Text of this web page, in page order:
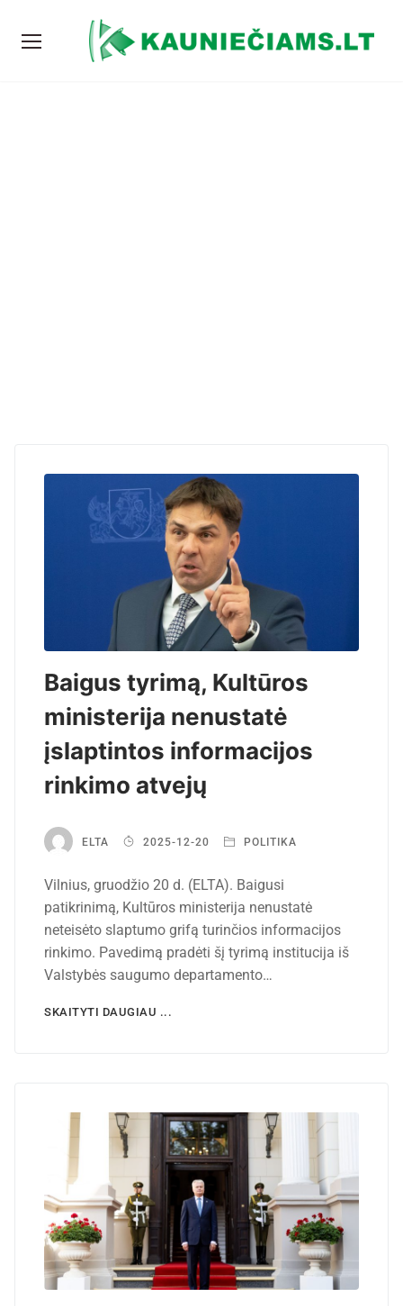
Baigus tyrimą, Kultūros
ministerija nenustatė
įslaptintos informacijos
rinkimo atvejų
ELTA 2025-12-20 POLITIKA
Vilnius, gruodžio 20 d. (ELTA). Baigusi
patikrinimą, Kultūros ministerija nenustatė
neteisėto slaptumo grifą turinčios informacijos
rinkimo. Pavedimą pradėti šį tyrimą institucija iš
Valstybės saugumo departamento…
SKAITYTI DAUGIAU ...